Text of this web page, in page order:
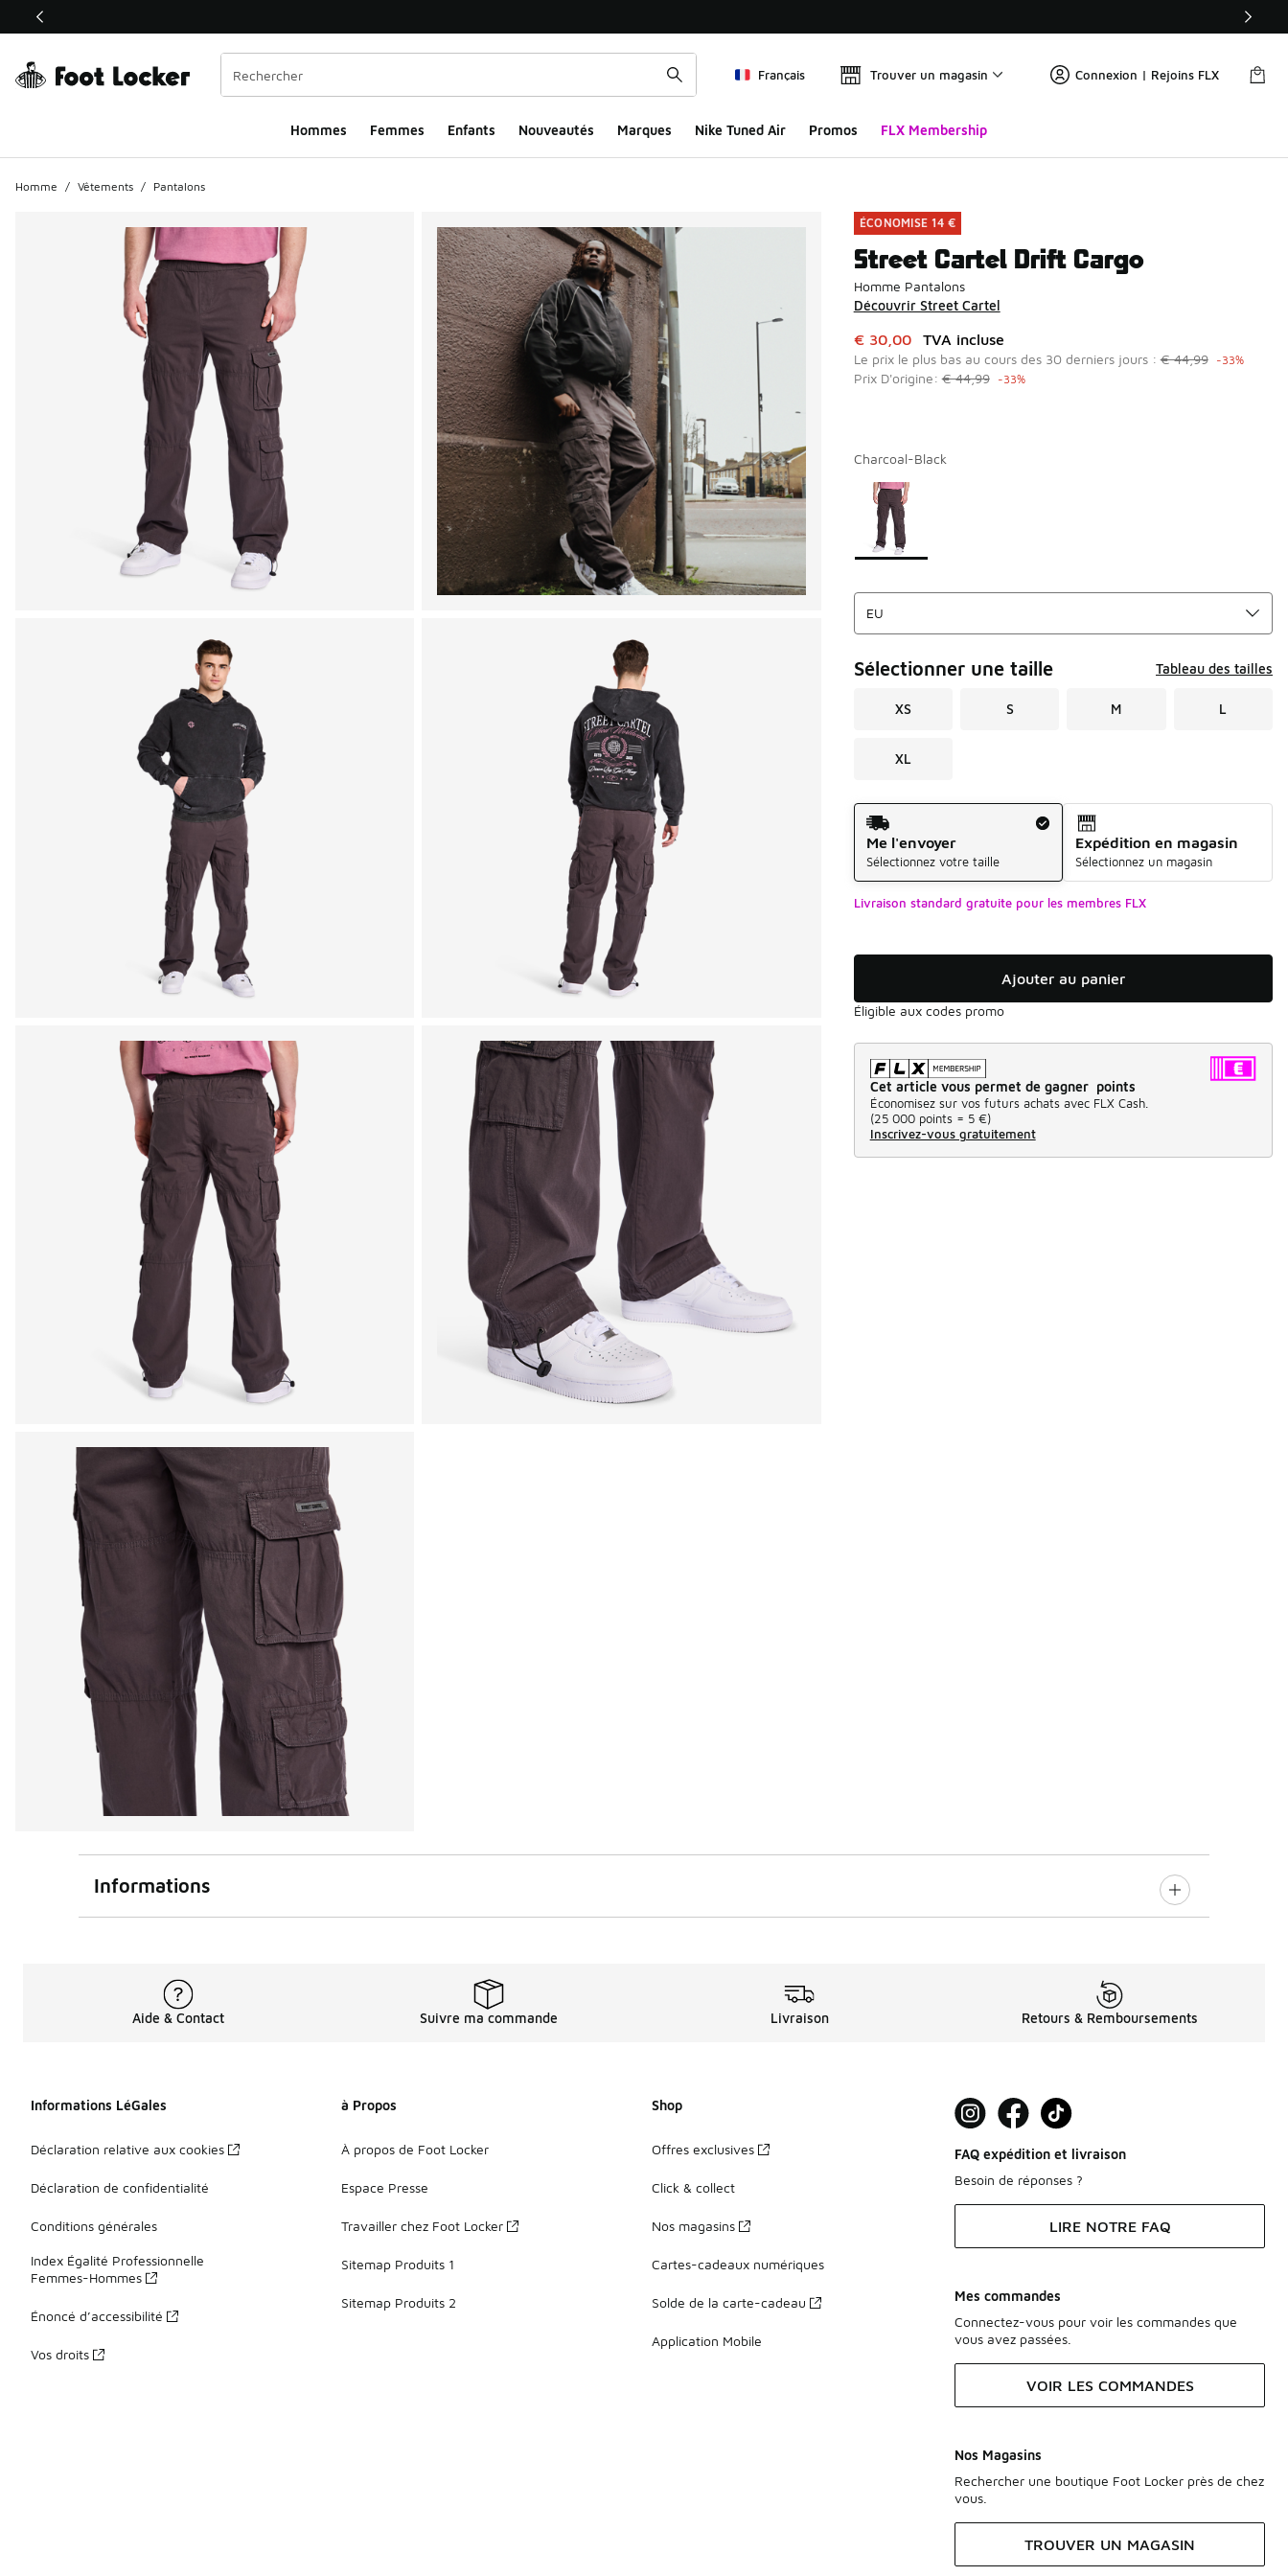
Ce lien ouvrira une nouvelle fenêtre
Français Trouver un magasin Connexion | Rejoins FLX
Hommes​ Femmes Enfants Nouveautés Marques Nike Tuned Air Promos FLX Membership
Homme / Vêtements / Pantalons
ÉCONOMISE 14 €
Street Cartel Drift Cargo
Homme Pantalons
Découvrir Street Cartel
Cet article est en promotion. Prix en baisse de à € 30,00
€ 30,00 TVA incluse
Le prix le plus bas au cours des 30 derniers jours :€ 44,99 -33%
Prix D'origine:€ 44,99 -33%
Charcoal-Black
Page 1 sur 1 affichant 1 à 1 des 1 couleurs.
Merci de sélectionner un style
Sélectionner une taille Tableau des tailles
XS S M L
XL
Mode d'expédition
Me l'envoyer
Sélectionnez votre taille
Expédition en magasin
Sélectionnez un magasin
Livraison standard gratuite pour les membres FLX
Ajouter au panier
Éligible aux codes promo
Cet article vous permet de gagner points
Économisez sur vos futurs achats avec FLX Cash.
(25 000 points = 5 €)
Inscrivez-vous gratuitement
Informations
Aide & Contact Suivre ma commande Livraison Retours & Remboursements
Informations LéGales
Déclaration relative aux cookies
Déclaration de confidentialité
Conditions générales
Index Égalité Professionnelle
Femmes-Hommes
Énoncé d’accessibilité
Vos droits
à Propos
À propos de Foot Locker
Espace Presse
Travailler chez Foot Locker
Sitemap Produits 1
Sitemap Produits 2
Shop
Offres exclusives
Click & collect
Nos magasins
Cartes-cadeaux numériques
Solde de la carte-cadeau
Application Mobile
FAQ expédition et livraison
Besoin de réponses ?
LIRE NOTRE FAQ
Mes commandes
Connectez-vous pour voir les commandes que
vous avez passées.
VOIR LES COMMANDES
Nos Magasins
Rechercher une boutique Foot Locker près de chez
vous.
TROUVER UN MAGASIN